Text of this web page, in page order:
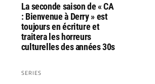
La seconde saison de « CA
: Bienvenue à Derry » est
toujours en écriture et
traitera les horreurs
culturelles des années 30s
SERIES